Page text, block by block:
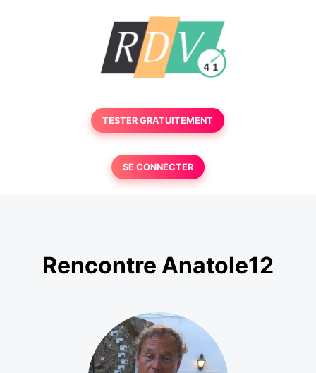
TESTER GRATUITEMENT
SE CONNECTER
Rencontre Anatole12